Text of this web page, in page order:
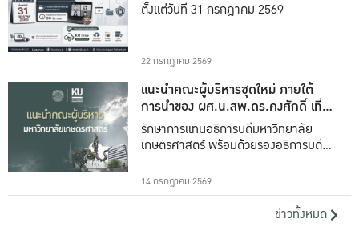
ตั้งแต่วันที่ 31 กรกฎาคม 2569
22 กรกฎาคม 2569
แนะนำคณะผู้บริหารชุดใหม่ ภายใต้
การนำของ ผศ.น.สพ.ดร.คงศักดิ์ เที่ยง
ธรรม
รักษาการแทนอธิการบดีมหาวิทยาลัย
เกษตรศาสตร์ พร้อมด้วยรองอธิการบดีทั้ง
14 กรกฎาคม 2569
ข่าวทั้งหมด